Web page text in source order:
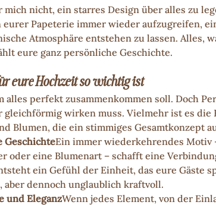
nicht, ein starres Design über alles zu
Papeterie immer wieder aufzugreifen,
Atmosphäre entstehen zu lassen. Alles,
eure ganz persönliche Geschichte.
eure Hochzeit so wichtig ist
alles perfekt zusammenkommen soll. Doch
gleichförmig wirken muss. Vielmehr ist es die
Blumen, die ein stimmiges Gesamtkonzept
GeschichteEin immer wiederkehrendes Motiv
oder eine Blumenart – schafft eine
ein Gefühl der Einheit, das eure Gäste
dennoch unglaublich kraftvoll.
und EleganzWenn jedes Element, von der